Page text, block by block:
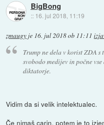
BigBong
:: 16. jul 2018, 11:19
zmaugy je 16. jul 2018 ob 11:11
Trump ne dela v korist ZDA
svobodo medijev in počne
diktatorje.
Vidim da si velik intelektualec.
Če nimaš carin, potem je to